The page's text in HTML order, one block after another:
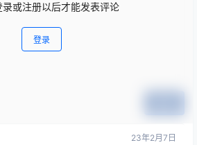
录或注册以后才能发表评论
登录
23年2月7日